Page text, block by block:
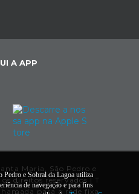
A APP
Maria, São Pedro e
direitos reservados | T
para a rede fixa
Pedro e Sobral da Lagoa utiliza
de navegação e para fins